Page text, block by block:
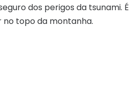
dos perigos da tsunami.
topo da montanha.